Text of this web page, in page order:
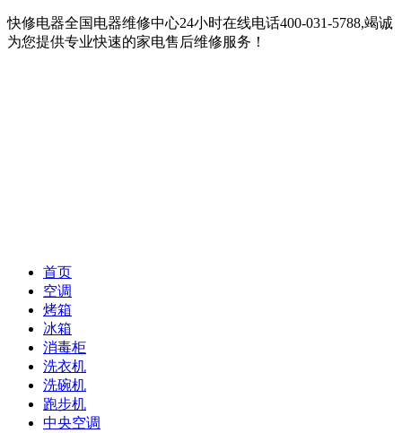
快修电器全国电器维修中心24小时在线电话400-031-5788,竭诚
为您提供专业快速的家电售后维修服务！
首页
空调
烤箱
冰箱
消毒柜
洗衣机
洗碗机
跑步机
中央空调